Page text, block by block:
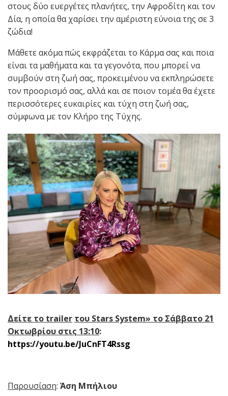
στους δύο ευεργέτες πλανήτες, την Αφροδίτη και τον
Δία, η οποία θα χαρίσει την αμέριστη εύνοια της σε 3
ζώδια!
Μάθετε ακόμα πώς εκφράζεται το Κάρμα σας και ποια
είναι τα μαθήματα και τα γεγονότα, που μπορεί να
συμβούν στη ζωή σας, προκειμένου να εκπληρώσετε
τον προορισμό σας, αλλά και σε ποιον τομέα θα έχετε
περισσότερες ευκαιρίες και τύχη στη ζωή σας,
σύμφωνα με τον Κλήρο της Τύχης.
Δείτε το trailer του Stars System» το Σάββατο 21
Οκτωβρίου στις 13:10:
https://youtu.be/JuCnFT4Rssg
Παρουσίαση: Άση Μπήλιου